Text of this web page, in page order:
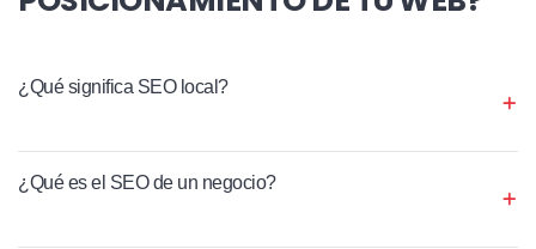
¿Qué significa SEO local?
¿Qué es el SEO de un negocio?